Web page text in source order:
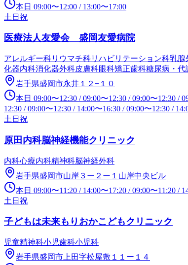
本日 09:00〜12:00 / 13:00〜17:00
土日祝
医療法人友愛会 盛岡友愛病院
アレルギー科リウマチ科リハビリテーション科乳腺
化器内科消化器外科皮膚科眼科矯正歯科糖尿病・代
岩手県盛岡市永井１２−１０
本日 09:00〜12:30 /09:00〜12:30 /09:00〜12:30 /
12:30 /09:00〜12:30 / 14:00〜16:30 /09:00〜12:30 /
土日祝
原田内科脳神経機能クリニック
内科心療内科精神科脳神経外科
岩手県盛岡市山岸３ー２ー１山岸中央ビル
本日 09:00〜11:20 / 14:00〜17:20 /09:00〜11:20 /
土日祝
子どもは未来もりおかこどもクリニック
児童精神科小児歯科小児科
岩手県盛岡市上田字松屋敷１１ー１４